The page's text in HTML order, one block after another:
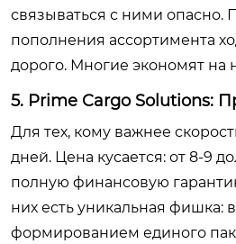
связываться с ними опасно.
пополнения ассортимента
дорого. Многие экономят на
5. Prime Cargo Solutions:
Для тех, кому важнее
дней. Цена кусается: от 8-9
полную финансовую
них есть уникальная фишка:
формированием единого